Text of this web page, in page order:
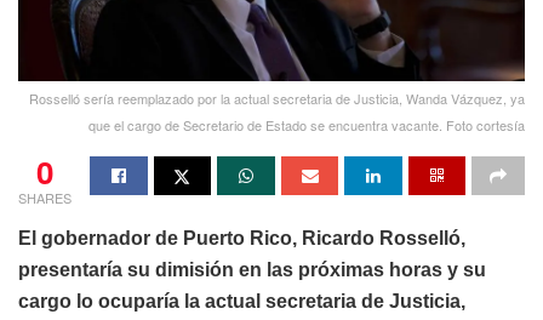
Rosselló sería reemplazado por la actual secretaria de Justicia, Wanda Vázquez, ya
que el cargo de Secretario de Estado se encuentra vacante. Foto cortesía
0
SHARES
El gobernador de Puerto Rico, Ricardo Rosselló,
presentaría su dimisión en las próximas horas y su
cargo lo ocuparía la actual secretaria de Justicia,